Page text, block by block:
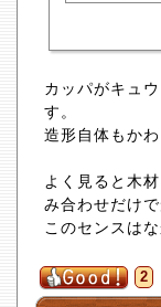
カッパがキュ
す。
造形自体もか
よく見ると木
み合わせだけで
このセンスは
2